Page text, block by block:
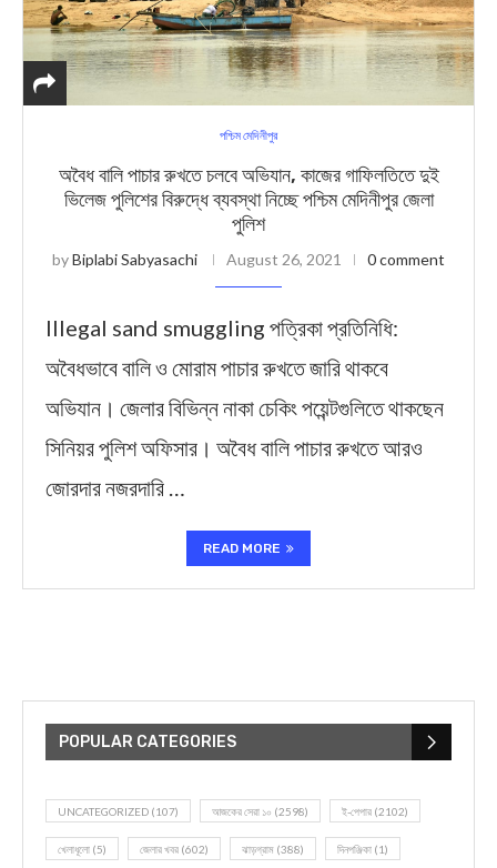
পশ্চিম মেদিনীপুর
অবৈধ বালি পাচার রুখতে চলবে অভিযান, কাজের গাফিলতিতে দুই
ভিলেজ পুলিশের বিরুদ্ধে ব্যবস্থা নিচ্ছে পশ্চিম মেদিনীপুর জেলা
পুলিশ
byBiplabi Sabyasachi August 26, 2021 0 comment
Illegal sand smuggling পত্রিকা প্রতিনিধি:
অবৈধভাবে বালি ও মোরাম পাচার রুখতে জারি থাকবে
অভিযান। জেলার বিভিন্ন নাকা চেকিং পয়েন্টগুলিতে থাকছেন
সিনিয়র পুলিশ অফিসার। অবৈধ বালি পাচার রুখতে আরও
জোরদার নজরদারি …
READ MORE
POPULAR CATEGORIES
UNCATEGORIZED (107) আজকের সেরা ১০ (2598) ই-পেপার (2102)
খেলাধূলো (5) জেলার খবর (602) ঝাড়গ্রাম (388) দিনপঞ্জিকা (1)